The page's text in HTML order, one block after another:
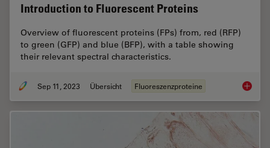
Introduction to Fluorescent Proteins
Overview of fluorescent proteins (FPs) from, red (RFP)
to green (GFP) and blue (BFP), with a table showing
their relevant spectral characteristics.
Sep 11, 2023 Übersicht Fluoreszenzproteine